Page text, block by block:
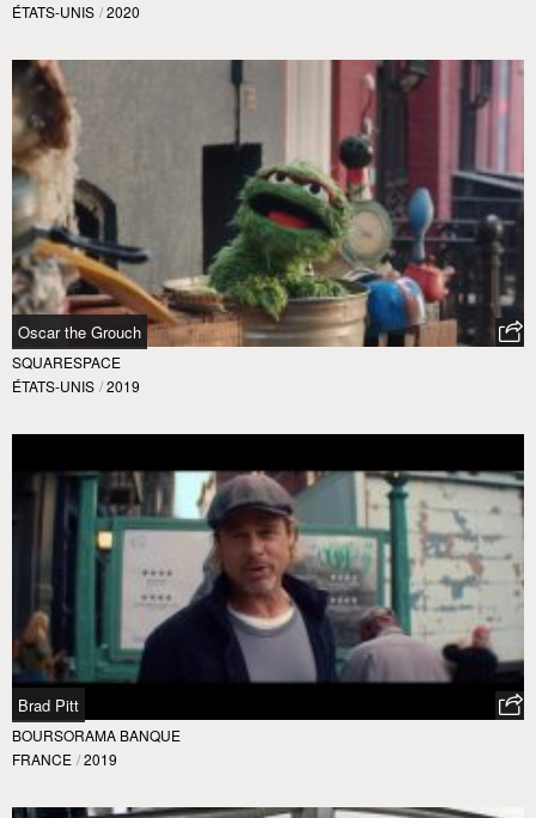
ÉTATS-UNIS / 2020
Oscar the Grouch
SQUARESPACE
ÉTATS-UNIS / 2019
Brad Pitt
BOURSORAMA BANQUE
FRANCE / 2019